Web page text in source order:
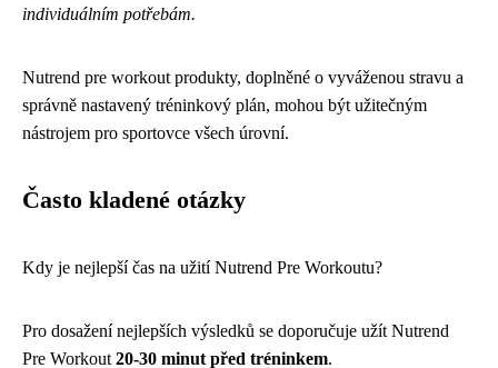
individuálním potřebám.
Nutrend pre workout produkty, doplněné o vyváženou stravu a
správně nastavený tréninkový plán, mohou být užitečným
nástrojem pro sportovce všech úrovní.
Často kladené otázky
Kdy je nejlepší čas na užití Nutrend Pre Workoutu?
Pro dosažení nejlepších výsledků se doporučuje užít Nutrend
Pre Workout 20-30 minut před tréninkem.